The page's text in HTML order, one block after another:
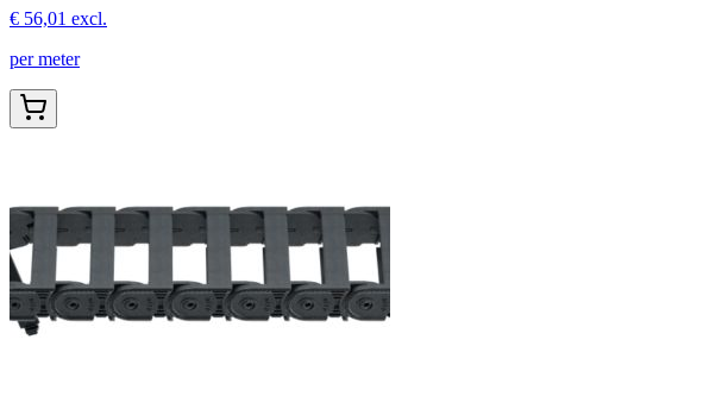
€ 56,01 excl.
per meter